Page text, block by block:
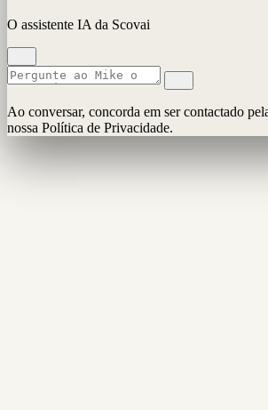
O assistente IA da Scovai
Ao conversar, concorda em ser contactado
nossa Política de Privacidade.